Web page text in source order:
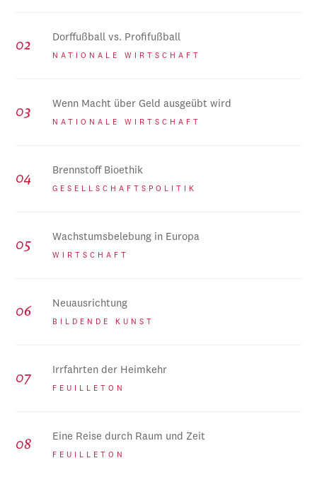
Dorffußball vs. Profifußball
NATIONALE WIRTSCHAFT
Wenn Macht über Geld ausgeübt wird
NATIONALE WIRTSCHAFT
Brennstoff Bioethik
GESELLSCHAFTSPOLITIK
Wachstumsbelebung in Europa
WIRTSCHAFT
Neuausrichtung
BILDENDE KUNST
Irrfahrten der Heimkehr
FEUILLETON
Eine Reise durch Raum und Zeit
FEUILLETON